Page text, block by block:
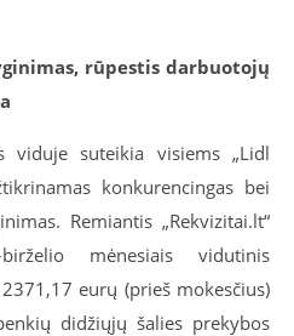
rūpestis darbuotojų
viduje suteikia visiems „Lidl
konkurencingas bei
Remiantis „Rekvizitai.lt“
mėnesiais vidutinis
eurų (prieš mokesčius)
didžiųjų šalies prekybos